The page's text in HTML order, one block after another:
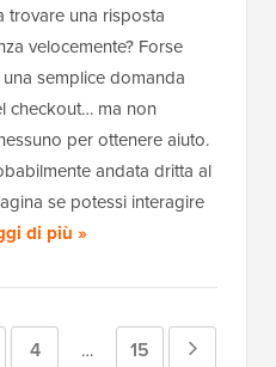
trovare una risposta
velocemente? Forse
semplice domanda
checkout… ma non
per ottenere aiuto.
andata dritta al
se potessi interagire
di più »
Pagina
4
Pagine
… Pagina
15